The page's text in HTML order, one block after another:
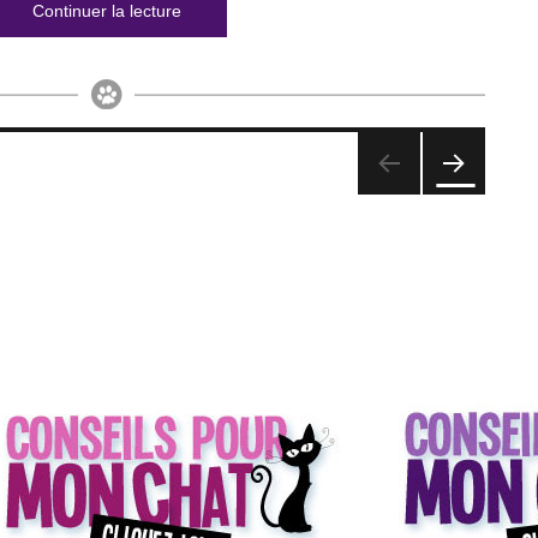
Continuer la lecturede « Comment protéger mon chien du froid »